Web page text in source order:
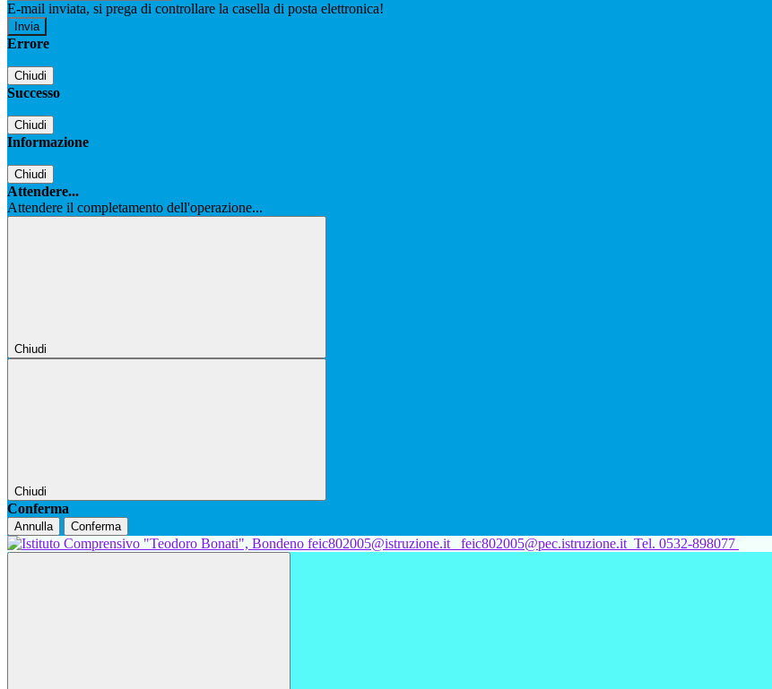
E-mail inviata, si prega di controllare la casella di posta elettronica!
Errore
Chiudi
Successo
Chiudi
Informazione
Chiudi
Attendere...
Attendere il completamento dell'operazione...
Chiudi
Chiudi
Conferma
Annulla Conferma
feic802005@istruzione.it feic802005@pec.istruzione.it Tel. 0532-898077